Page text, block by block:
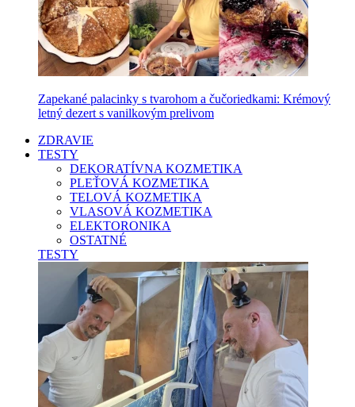
Zapekané palacinky s tvarohom a čučoriedkami: Krémový
letný dezert s vanilkovým prelivom
ZDRAVIE
TESTY
DEKORATÍVNA KOZMETIKA
PLEŤOVÁ KOZMETIKA
TELOVÁ KOZMETIKA
VLASOVÁ KOZMETIKA
ELEKTORONIKA
OSTATNÉ
TESTY